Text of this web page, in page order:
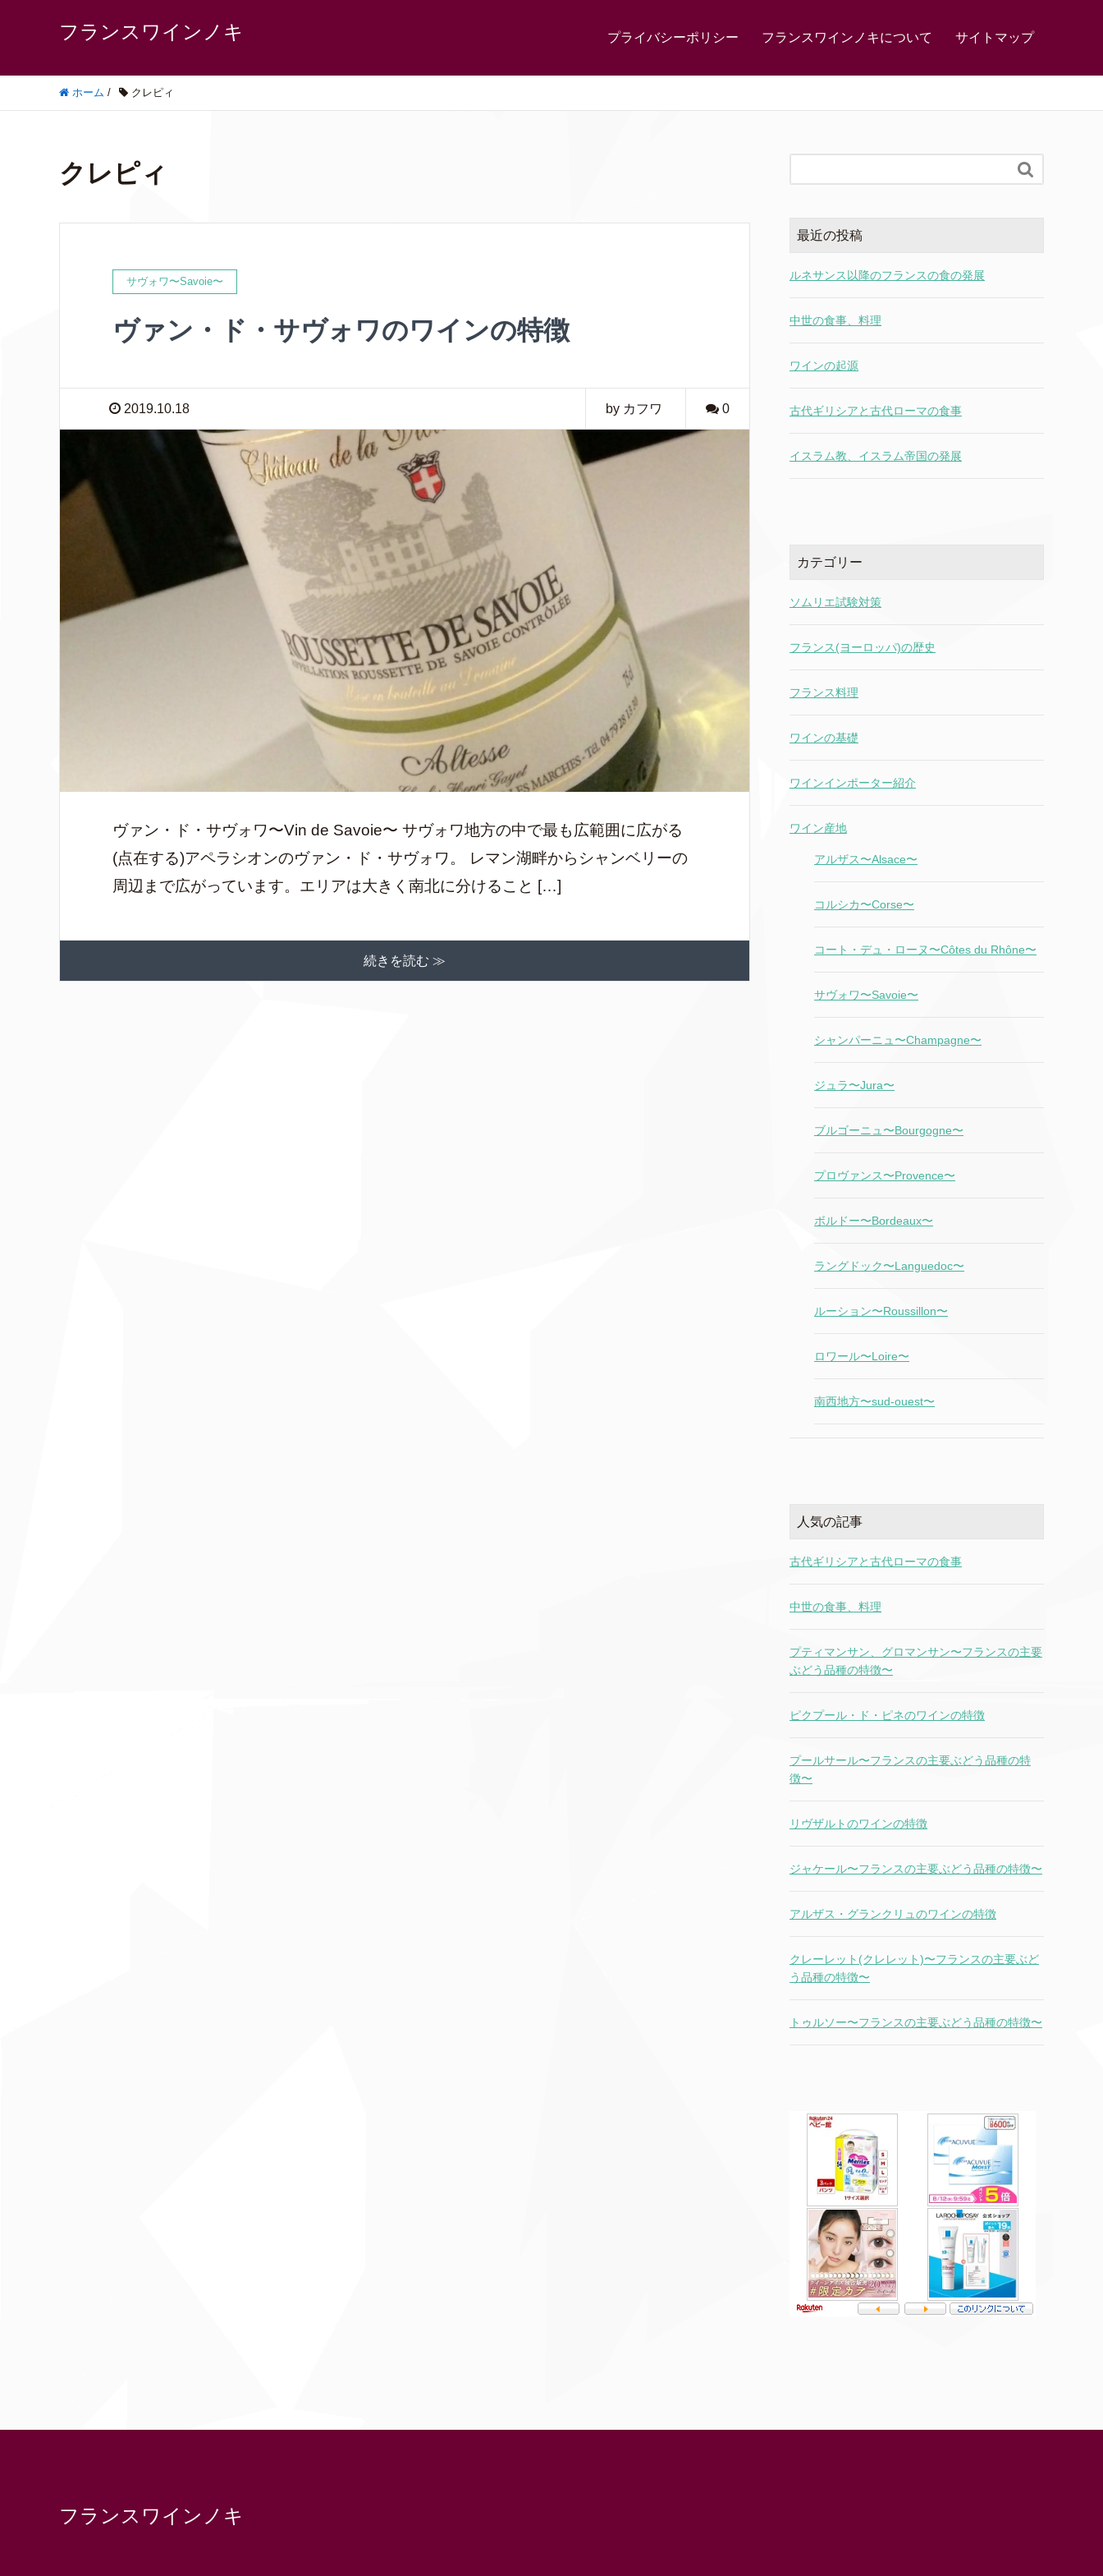
フランスワインノキ プライバシーポリシー フランスワインノキについて サイトマップ
ホーム / クレピィ
クレピィ
サヴォワ〜Savoie〜
ヴァン・ド・サヴォワのワインの特徴
2019.10.18 by カフワ 0
ヴァン・ド・サヴォワ〜Vin de Savoie〜 サヴォワ地方の中で最も広範囲に広がる
(点在する)アペラシオンのヴァン・ド・サヴォワ。 レマン湖畔からシャンベリーの
周辺まで広がっています。エリアは大きく南北に分けること […]
続きを読む ≫

最近の投稿
ルネサンス以降のフランスの食の発展
中世の食事、料理
ワインの起源
古代ギリシアと古代ローマの食事
イスラム教、イスラム帝国の発展
カテゴリー
ソムリエ試験対策
フランス(ヨーロッパ)の歴史
フランス料理
ワインの基礎
ワインインポーター紹介
ワイン産地
アルザス〜Alsace〜
コルシカ〜Corse〜
コート・デュ・ローヌ〜Côtes du Rhône〜
サヴォワ〜Savoie〜
シャンパーニュ〜Champagne〜
ジュラ〜Jura〜
ブルゴーニュ〜Bourgogne〜
プロヴァンス〜Provence〜
ボルドー〜Bordeaux〜
ラングドック〜Languedoc〜
ルーション〜Roussillon〜
ロワール〜Loire〜
南西地方〜sud-ouest〜
人気の記事
古代ギリシアと古代ローマの食事
中世の食事、料理
プティマンサン、グロマンサン〜フランスの主要
ぶどう品種の特徴〜
ピクプール・ド・ピネのワインの特徴
プールサール〜フランスの主要ぶどう品種の特
徴〜
リヴザルトのワインの特徴
ジャケール〜フランスの主要ぶどう品種の特徴〜
アルザス・グランクリュのワインの特徴
クレーレット(クレレット)〜フランスの主要ぶど
う品種の特徴〜
トゥルソー〜フランスの主要ぶどう品種の特徴〜
フランスワインノキ